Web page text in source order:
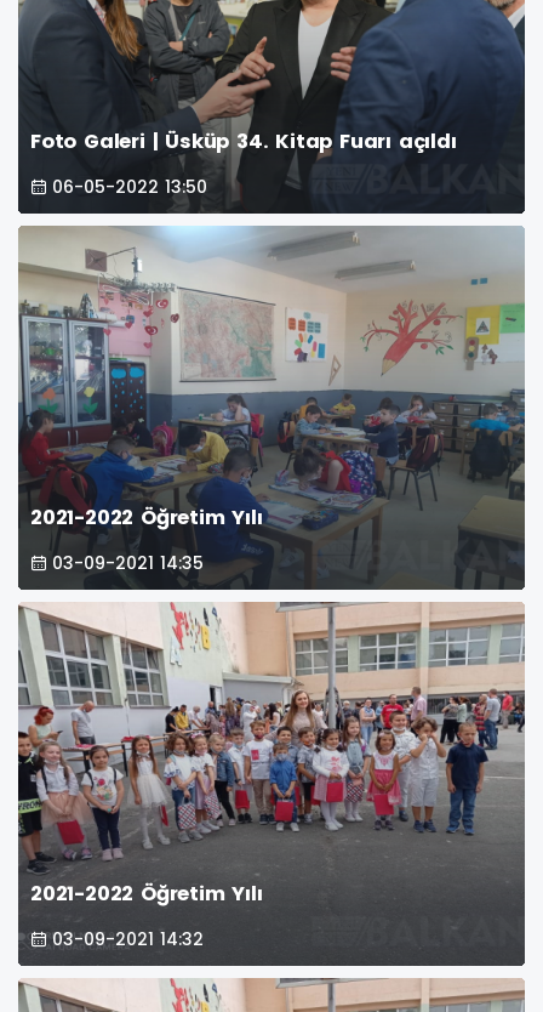
Foto Galeri | Üsküp 34. Kitap Fuarı açıldı
06-05-2022 13:50
2021-2022 Öğretim Yılı
03-09-2021 14:35
2021-2022 Öğretim Yılı
03-09-2021 14:32